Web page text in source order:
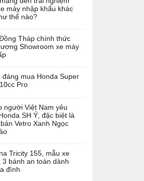
máy nhập khẩu khác
thế nào?
Tháp chính thức
Showroom xe máy
đáng mua Honda Super
Pro
người Việt Nam yêu
SH Ý, đặc biệt là
Vetro Xanh Ngọc
Tricity 155, mẫu xe
3 bánh an toàn dành
đình